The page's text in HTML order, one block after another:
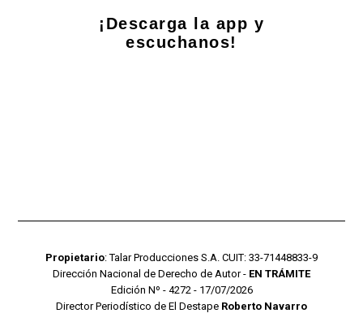
¡Descarga la app y
escuchanos!
Propietario: Talar Producciones S.A. CUIT: 33-71448833-9
Dirección Nacional de Derecho de Autor - EN TRÁMITE
Edición Nº - 4272 - 17/07/2026
Director Periodístico de El Destape Roberto Navarro